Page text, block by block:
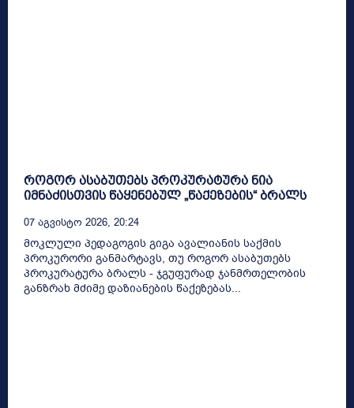
როგორ ასაბუთებს პროკურატურა ნია
იმნაძისთვის წაყენებულ „წაქეზების“ ბრალს
07 Აგვისტო 2026, 20:24
მოკლული პედაგოგის გიგა ავალიანის საქმის
პროკურორი განმარტავს, თუ როგორ ასაბუთებს
პროკურატურა ბრალს - ჯგუფურად ჯანმრთელობის
განზრახ მძიმე დაზიანების წაქეზებას...